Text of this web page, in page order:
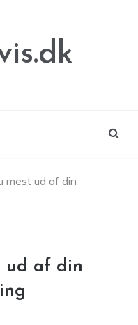
mest ud af din
ud af din